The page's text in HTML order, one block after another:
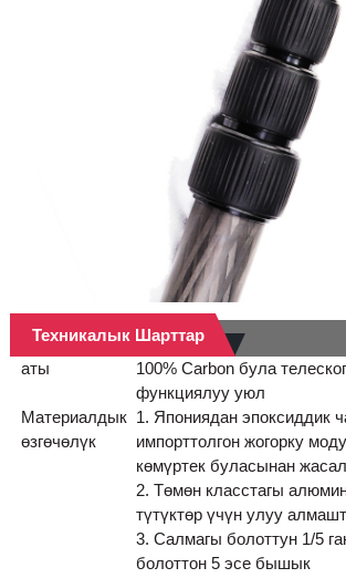
Техникалык Шарттар
аты
100% Carbon була
функциялуу уюл
Материалдык
өзгөчөлүк
1. Япониядан эпоксиддик
импорттолгон жогорку
көмүртек буласынан
2. Төмөн класстагы
түтүктөр үчүн улуу
3. Салмагы болоттун 1/5
болоттон 5 эсе бышык